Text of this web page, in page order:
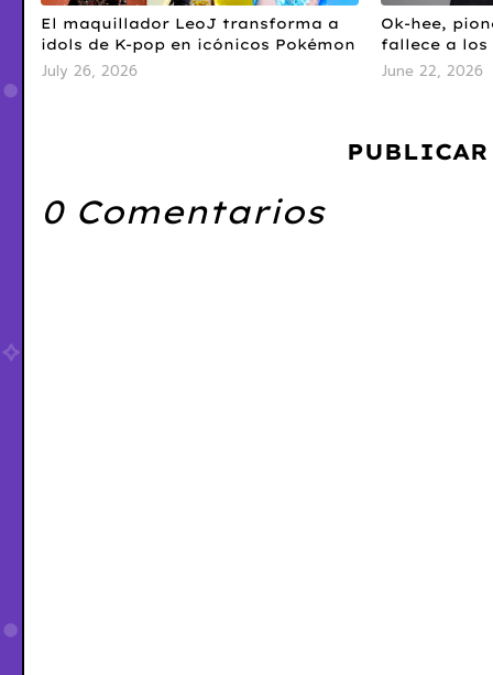
El maquillador LeoJ transforma a
idols de K-pop en icónicos Pokémon
July 26, 2026
Ok-hee,
fallece a los
June 22, 2026
0 Comentarios